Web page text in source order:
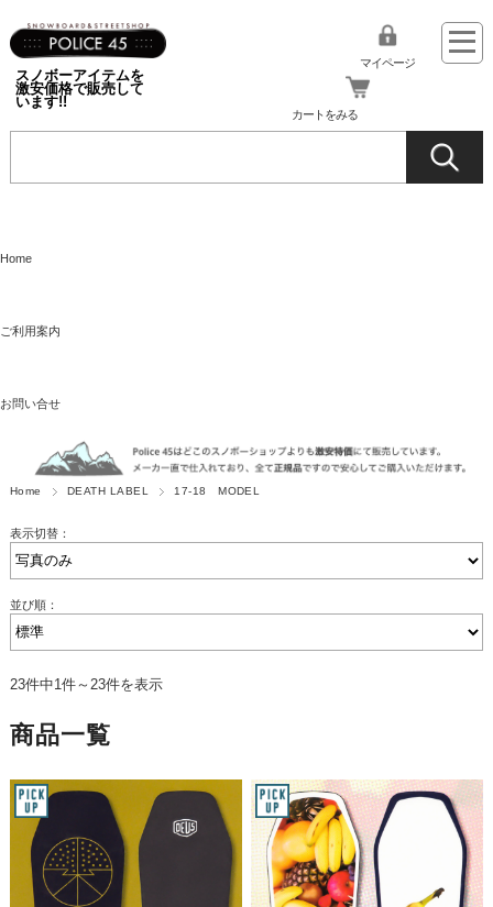
スノボーアイテムを
激安価格で販売して
います!!
マイページ
カートをみる
Home
ご利用案内
お問い合せ
Home DEATH LABEL 17-18 MODEL
表示切替：
並び順：
23件中1件～23件を表示
商品一覧